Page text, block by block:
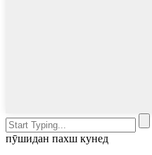
пӯшидан пахш кунед